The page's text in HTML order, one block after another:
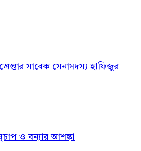
সাবেক সেনাসদস্য হাফিজুর
ও বন্যার আশঙ্কা